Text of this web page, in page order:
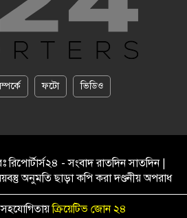
ফটো ভিডিও
রিপোর্টার্স২৪ - সংবাদ রাতদিন সাতদিন |
অনুমতি ছাড়া কপি করা দণ্ডনীয় অপরাধ
ক্রিয়েটিভ জোন ২৪